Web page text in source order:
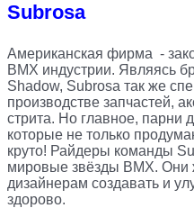
Subrosa
Американская фирма -
BMX индустрии. Являясь
Shadow, Subrosa так же
производстве запчастей,
стрита. Но главное, парни
которые не только
круто! Райдеры команды
мировые звёзды BMX.
дизайнерам создавать и
здорово.